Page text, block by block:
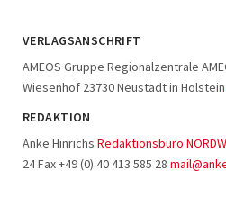
VERLAGSANSCHRIFT
AMEOS Gruppe Regionalzentrale
Wiesenhof 23730 Neustadt in Holstein
REDAKTION
Anke Hinrichs Redaktionsbüro
24 Fax +49 (0) 40 413 585 28